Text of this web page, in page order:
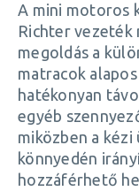
A mini motoros
Richter
megoldás a
matracok
hatékonyan
egyéb
miközben a
könnyedén
hozzáférhető